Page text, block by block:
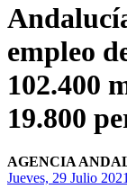
empleo
102.400
19.800
AGENCIA
Jueves, 29 Julio